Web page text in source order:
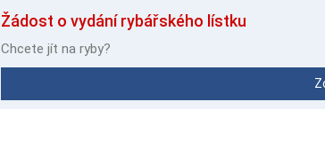
Žádost o vydání rybářského lístku
Chcete jít na ryby?